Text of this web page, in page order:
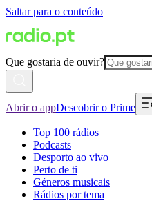
Saltar para o conteúdo
Que gostaria de ouvir?
Abrir o appDescobrir o Prime
Top 100 rádios
Podcasts
Desporto ao vivo
Perto de ti
Géneros musicais
Rádios por tema